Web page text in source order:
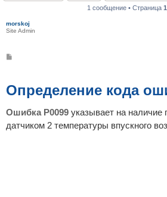
1 сообщение • Страница 1
morskoj
Site Admin
щ
е
е
Определение кода
Ошибка P0099 указывает на наличие
датчиком 2 температуры впускного